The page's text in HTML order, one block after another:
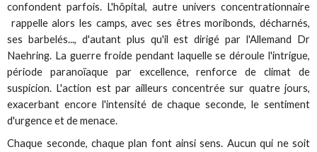
confondent parfois. L'hôpital, autre univers concentrationnaire
rappelle alors les camps, avec ses êtres moribonds, décharnés,
ses barbelés..., d'autant plus qu'il est dirigé par l'Allemand Dr
Naehring. La guerre froide pendant laquelle se déroule l'intrigue,
période paranoïaque par excellence, renforce de climat de
suspicion. L'action est par ailleurs concentrée sur quatre jours,
exacerbant encore l'intensité de chaque seconde, le sentiment
d'urgence et de menace.
Chaque seconde, chaque plan font ainsi sens. Aucun qui ne soit